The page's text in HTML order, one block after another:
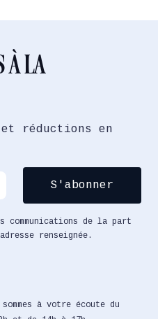
À LA
réductions en
communications de la part
renseignée.
à votre écoute du